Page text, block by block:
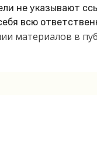
не указывают
всю
материалов в